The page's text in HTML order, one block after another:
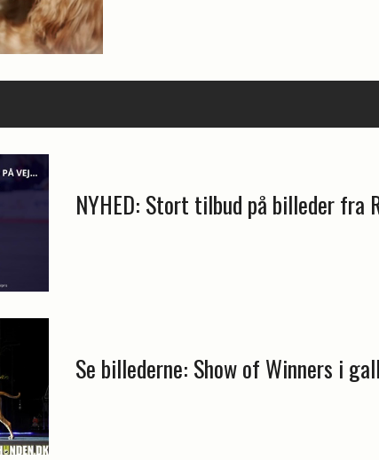
NYHED: Stort tilbud på billeder fra
Se billederne: Show of Winners i